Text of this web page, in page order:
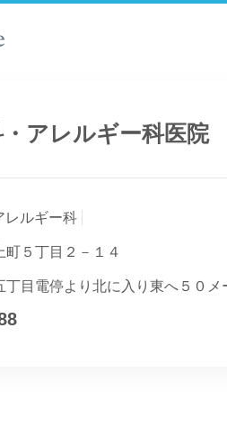
アレルギー科医院
レルギー科
町５丁目２－１４
丁目電停より北に入り東へ５０メ